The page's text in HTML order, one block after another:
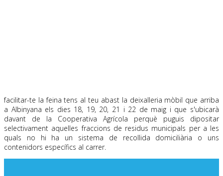
facilitar-te la feina tens al teu abast la deixalleria mòbil que arriba
a Albinyana els dies 18, 19, 20, 21 i 22 de maig i que s'ubicarà
davant de la Cooperativa Agrícola perquè puguis dipositar
selectivament aquelles fraccions de residus municipals per a les
quals no hi ha un sistema de recollida domiciliària o uns
contenidors específics al carrer.